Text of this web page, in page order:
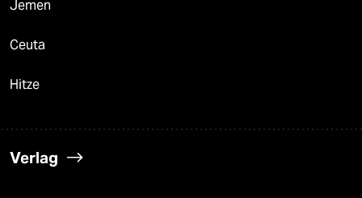
Jemen
Ceuta
Hitze
Verlag